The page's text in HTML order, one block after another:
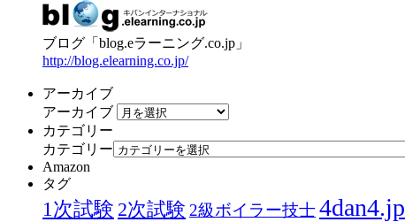
ブログ「blog.eラーニング.co.jp」
http://blog.elearning.co.jp/
アーカイブ
アーカイブ
カテゴリー
カテゴリー
Amazon
タグ
1次試験 2次試験 2級ボイラー技士4dan4.jp